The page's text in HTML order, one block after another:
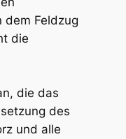
dem Feldzug
die
die das
des
und alle